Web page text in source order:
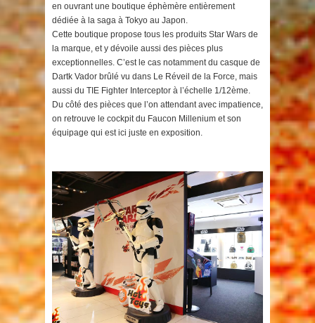
en ouvrant une boutique éphèmère entièrement
dédiée à la saga à Tokyo au Japon.
Cette boutique propose tous les produits Star Wars de
la marque, et y dévoile aussi des pièces plus
exceptionnelles. C’est le cas notamment du casque de
Dartk Vador brûlé vu dans Le Réveil de la Force, mais
aussi du TIE Fighter Interceptor à l’échelle 1/12ème.
Du côté des pièces que l’on attendant avec impatience,
on retrouve le cockpit du Faucon Millenium et son
équipage qui est ici juste en exposition.